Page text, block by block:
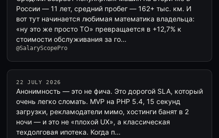
России — 11 лет, средний пробег — 162+ тыс. км. И
вот тут начинается любимая математика владельца:
«ну это же просто ТО» превращается в +12,7% к
стоимости обслуживания за го…
@SalaryScopePro
22 JULY 2026
Анонимность — это не фича. Это дорогой SLA, который
очень легко сломать. MVP на PHP 5.4, 15 секунд
загрузки, рекламодатели мимо, хостинги банят в 2
ночи — и это не «плохой UX», а классическая
техдолговая ипотека. Когда п…